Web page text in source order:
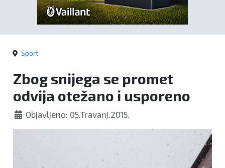
Crna
kronika
Politika
Zanimljivosti
Sport
Zbog snijega se promet
odvija otežano i usporeno
Objavljeno: 05.Travanj.2015.